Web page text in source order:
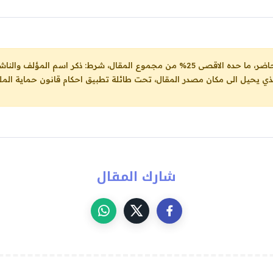
شرط: ذكر اسم المؤلف والناشر ووضع رابط
يحيل الى مكان مصدر المقال، تحت طائلة تطبيق احكام قانون حماية
شارك المقال